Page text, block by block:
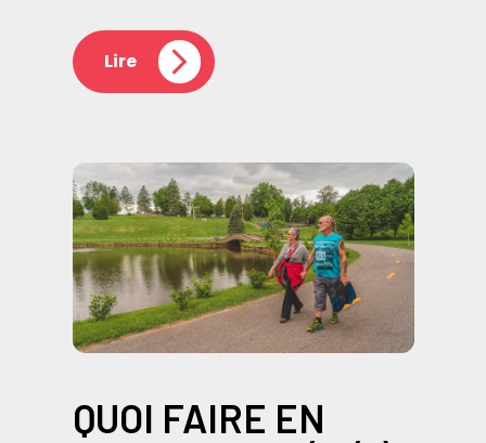
Lire
QUOI FAIRE EN